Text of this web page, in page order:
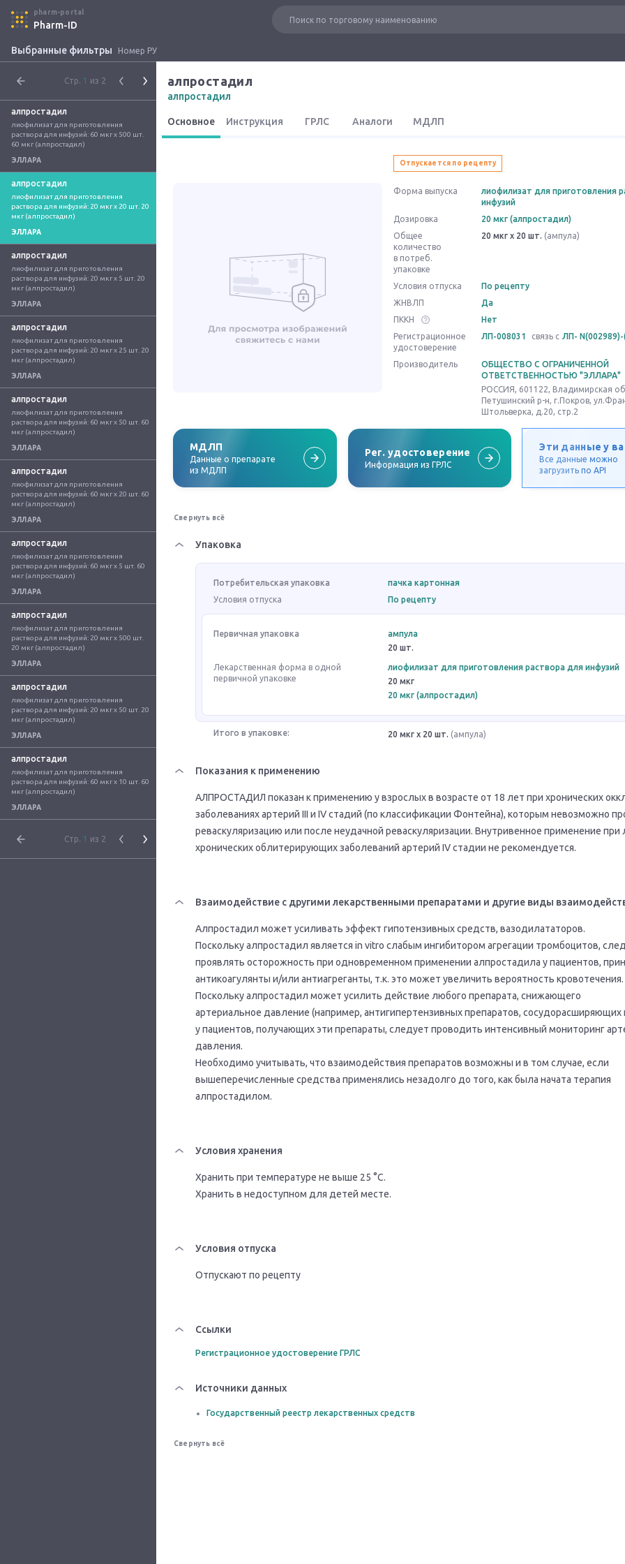
pharm-portal
Pharm-ID
Выбранные фильтры Номер РУ
Стр. 1 из 2
алпростадил
лиофилизат для приготовления
раствора для инфузий: 60 мкг x 500 шт.
60 мкг (алпростадил)
ЭЛЛАРА
алпростадил
лиофилизат для приготовления
раствора для инфузий: 20 мкг x 20 шт. 20
мкг (алпростадил)
ЭЛЛАРА
алпростадил
лиофилизат для приготовления
раствора для инфузий: 20 мкг x 5 шт. 20
мкг (алпростадил)
ЭЛЛАРА
алпростадил
лиофилизат для приготовления
раствора для инфузий: 20 мкг x 25 шт. 20
мкг (алпростадил)
ЭЛЛАРА
алпростадил
лиофилизат для приготовления
раствора для инфузий: 60 мкг x 50 шт. 60
мкг (алпростадил)
ЭЛЛАРА
алпростадил
лиофилизат для приготовления
раствора для инфузий: 60 мкг x 20 шт. 60
мкг (алпростадил)
ЭЛЛАРА
алпростадил
лиофилизат для приготовления
раствора для инфузий: 60 мкг x 5 шт. 60
мкг (алпростадил)
ЭЛЛАРА
алпростадил
лиофилизат для приготовления
раствора для инфузий: 20 мкг x 500 шт.
20 мкг (алпростадил)
ЭЛЛАРА
алпростадил
лиофилизат для приготовления
раствора для инфузий: 20 мкг x 50 шт. 20
мкг (алпростадил)
ЭЛЛАРА
алпростадил
лиофилизат для приготовления
раствора для инфузий: 60 мкг x 10 шт. 60
мкг (алпростадил)
ЭЛЛАРА
Стр. 1 из 2
алпростадил
алпростадил
Основное Инструкция ГРЛС Аналоги МДЛП
Отпускается по рецепту
Форма выпуска
лиофилизат для приготовления
инфузий
Дозировка
20 мкг (алпростадил)
Общее
количество
в потреб.
упаковке
20 мкг x 20 шт. (ампула)
Условия отпуска
По рецепту
ЖНВЛП
Да
ПККН
Нет
Регистрационное
удостоверение
ЛП-008031 связь с ЛП- N(002989)-
Производитель
ОБЩЕСТВО С ОГРАНИЧЕННОЙ
ОТВЕТСТВЕННОСТЬЮ "ЭЛЛАРА"
РОССИЯ, 601122, Владимирская
Петушинский р-н, г.Покров,
Штольверка, д.20, стр.2
МДЛП
Данные о препарате
из МДЛП
Рег. удостоверение
Информация из ГРЛС
Эти данные у
Все данные можно
загрузить по API
Свернуть всё
Упаковка
Потребительская упаковка
пачка картонная
Условия отпуска
По рецепту
Первичная упаковка
ампула
20 шт.
Лекарственная форма в одной
первичной упаковке
лиофилизат для приготовления раствора для инфузий
20 мкг
20 мкг (алпростадил)
Итого в упаковке: 20 мкг x 20 шт. (ампула)
Показания к применению
АЛПРОСТАДИЛ показан к применению у взрослых в возрасте от 18 лет при хронических
заболеваниях артерий III и IV стадий (по классификации Фонтейна), которым невозможно
реваскуляризацию или после неудачной реваскуляризации. Внутривенное применение при
хронических облитерирующих заболеваний артерий IV стадии не рекомендуется.
Взаимодействие с другими лекарственными препаратами и другие виды
Алпростадил может усиливать эффект гипотензивных средств, вазодилататоров.
Поскольку алпростадил является in vitro слабым ингибитором агрегации тромбоцитов,
проявлять осторожность при одновременном применении алпростадила у пациентов,
антикоагулянты и/или антиагреганты, т.к. это может увеличить вероятность кровотечения.
Поскольку алпростадил может усилить действие любого препарата, снижающего
артериальное давление (например, антигипертензивных препаратов, сосудорасширяющих
у пациентов, получающих эти препараты, следует проводить интенсивный мониторинг
давления.
Необходимо учитывать, что взаимодействия препаратов возможны и в том случае, если
вышеперечисленные средства применялись незадолго до того, как была начата терапия
алпростадилом.
Условия хранения
Хранить при температуре не выше 25 °С.
Хранить в недоступном для детей месте.
Условия отпуска
Отпускают по рецепту
Ссылки
Регистрационное удостоверение ГРЛС
Источники данных
Государственный реестр лекарственных средств
Свернуть всё